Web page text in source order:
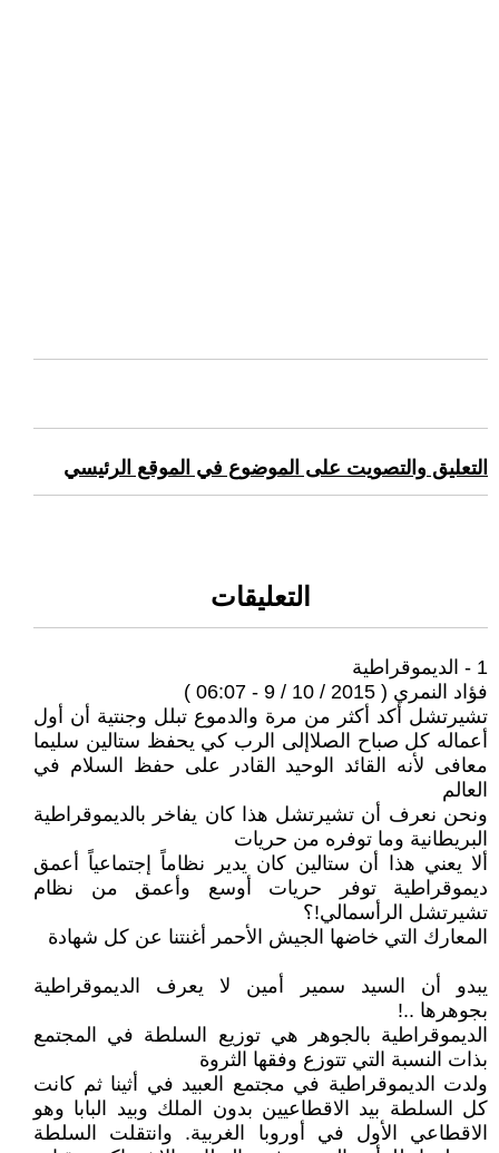
التعليق والتصويت على الموضوع في الموقع الرئيسي
التعليقات
1 - الديموقراطية
فؤاد النمري ( 2015 / 10 / 9 - 06:07 )
تشيرتشل أكد أكثر من مرة والدموع تبلل وجنتية أن أول
أعماله كل صباح الصلاإلى الرب كي يحفظ ستالين سليما
معافى لأنه القائد الوحيد القادر على حفظ السلام في
العالم
ونحن نعرف أن تشيرتشل هذا كان يفاخر بالديموقراطية
البريطانية وما توفره من حريات
ألا يعني هذا أن ستالين كان يدير نظاماً إجتماعياً أعمق
ديموقراطية توفر حريات أوسع وأعمق من نظام
تشيرتشل الرأسمالي!؟
المعارك التي خاضها الجيش الأحمر أغنتنا عن كل شهادة
يبدو أن السيد سمير أمين لا يعرف الديموقراطية
بجوهرها ..!
الديموقراطية بالجوهر هي توزيع السلطة في المجتمع
بذات النسبة التي تتوزع وفقها الثروة
ولدت الديموقراطية في مجتمع العبيد في أثينا ثم كانت
كل السلطة بيد الاقطاعيين بدون الملك وبيد البابا وهو
الاقطاعي الأول في أوروبا الغربية. وانتقلت السلطة